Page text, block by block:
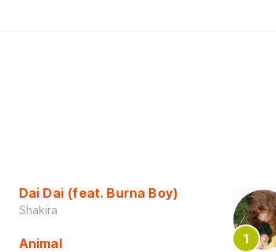
Dai Dai (feat. Burna Boy)
Shakira
Animal